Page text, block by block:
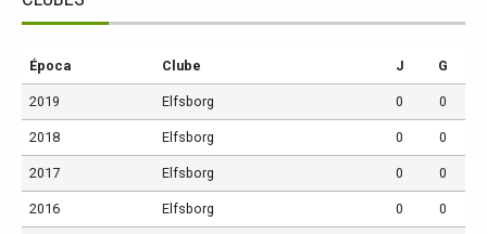
Época Clube J G
2019 Elfsborg 0 0
2018 Elfsborg 0 0
2017 Elfsborg 0 0
2016 Elfsborg 0 0